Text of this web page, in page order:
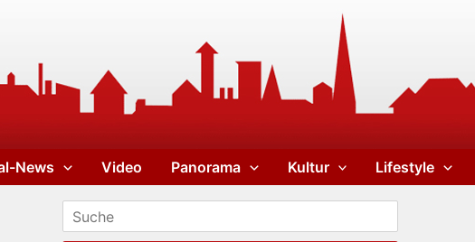
News Video Panorama Kultur Lifestyle